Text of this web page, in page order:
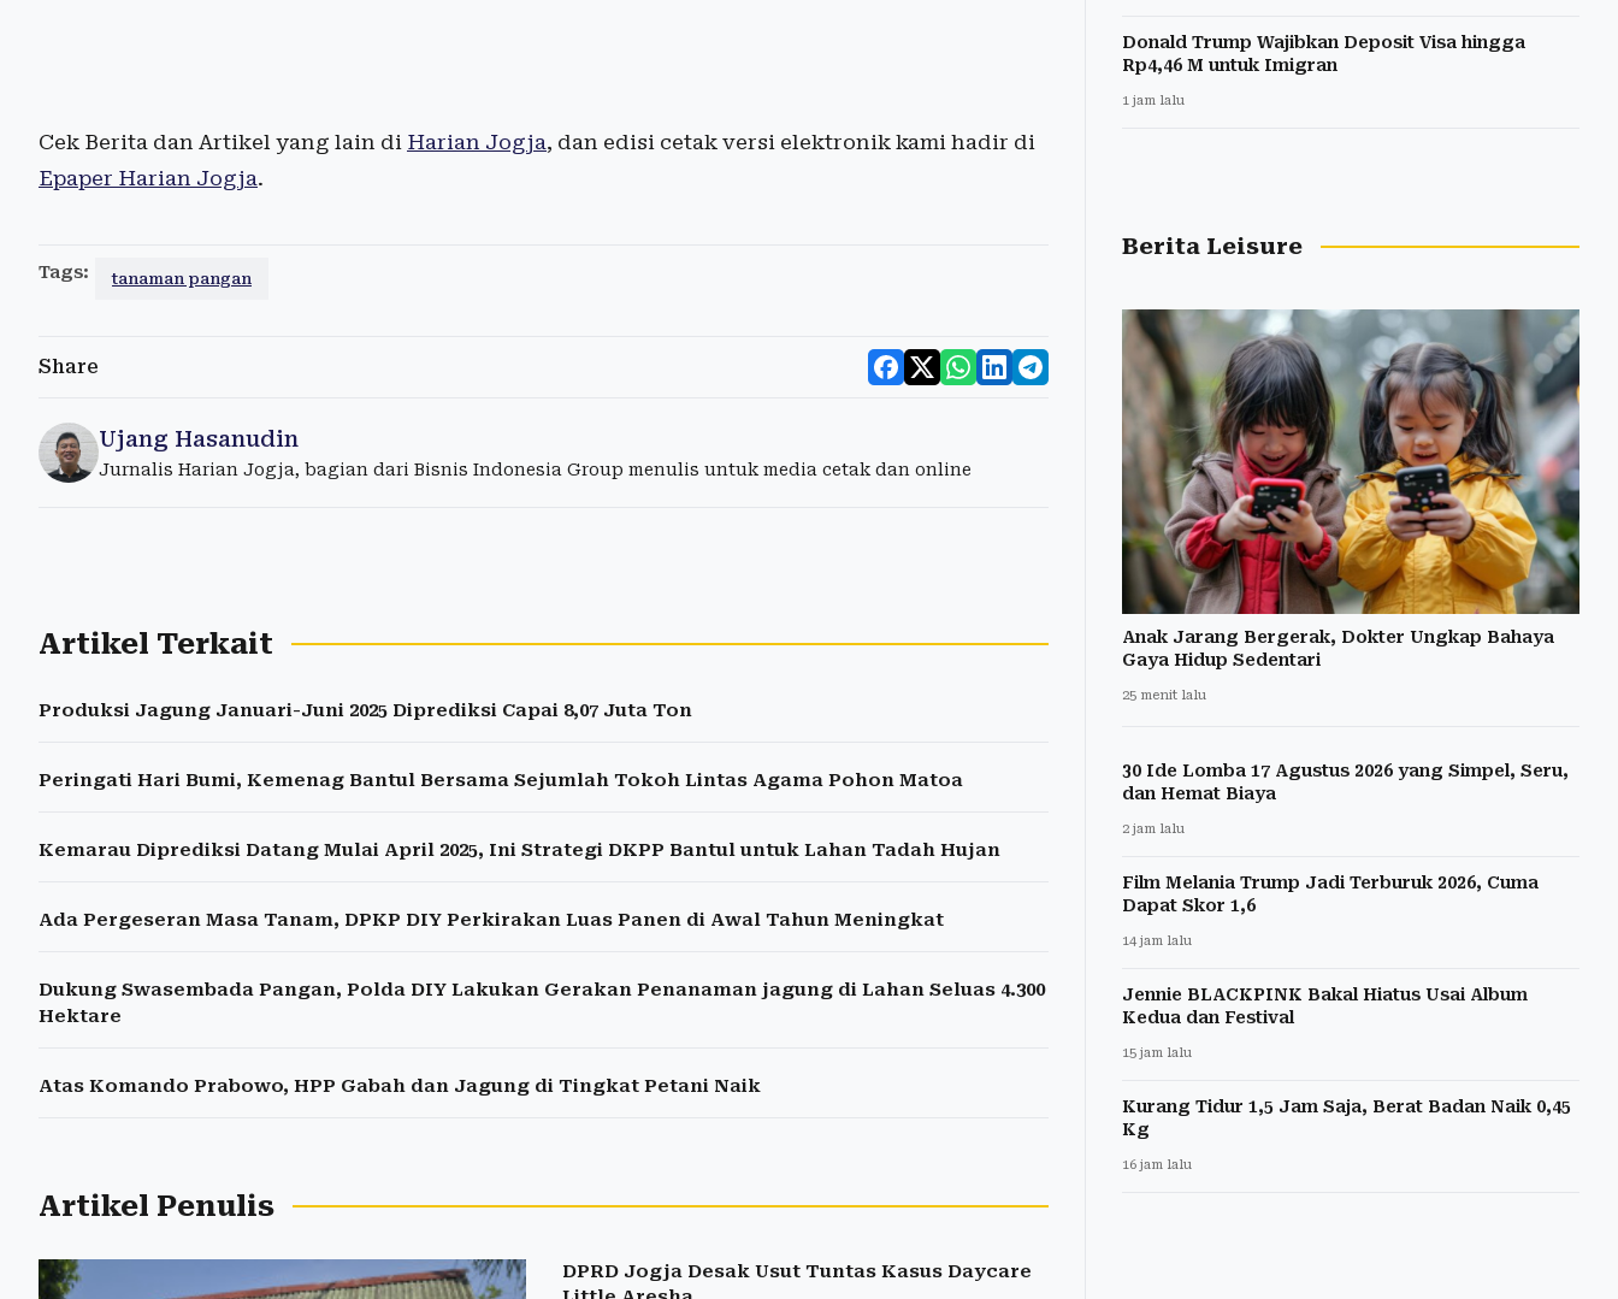
Cek Berita dan Artikel yang lain di Harian Jogja, dan edisi cetak versi elektronik kami hadir di
Epaper Harian Jogja.
Tags: tanaman pangan
Share
Ujang Hasanudin
Jurnalis Harian Jogja, bagian dari Bisnis Indonesia Group menulis untuk media cetak dan online
Artikel Terkait
Produksi Jagung Januari-Juni 2025 Diprediksi Capai 8,07 Juta Ton
Peringati Hari Bumi, Kemenag Bantul Bersama Sejumlah Tokoh Lintas Agama Pohon Matoa
Kemarau Diprediksi Datang Mulai April 2025, Ini Strategi DKPP Bantul untuk Lahan Tadah Hujan
Ada Pergeseran Masa Tanam, DPKP DIY Perkirakan Luas Panen di Awal Tahun Meningkat
Dukung Swasembada Pangan, Polda DIY Lakukan Gerakan Penanaman jagung di Lahan Seluas 4.300
Hektare
Atas Komando Prabowo, HPP Gabah dan Jagung di Tingkat Petani Naik
Artikel Penulis
DPRD Jogja Desak Usut Tuntas Kasus Daycare
Donald Trump Wajibkan Deposit Visa hingga
Rp4,46 M untuk Imigran
1 jam lalu
Berita Leisure
Anak Jarang Bergerak, Dokter Ungkap Bahaya
Gaya Hidup Sedentari
25 menit lalu
30 Ide Lomba 17 Agustus 2026 yang Simpel, Seru,
dan Hemat Biaya
2 jam lalu
Film Melania Trump Jadi Terburuk 2026, Cuma
Dapat Skor 1,6
14 jam lalu
Jennie BLACKPINK Bakal Hiatus Usai Album
Kedua dan Festival
15 jam lalu
Kurang Tidur 1,5 Jam Saja, Berat Badan Naik 0,45
Kg
16 jam lalu